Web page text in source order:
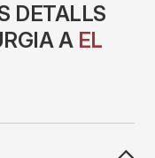
DETALLS
A EL